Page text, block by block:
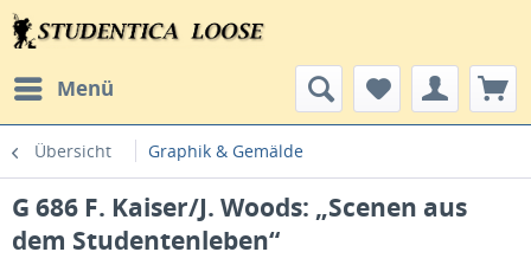
Menü
Übersicht Graphik & Gemälde
G 686 F. Kaiser/J. Woods: „Scenen aus
dem Studentenleben“